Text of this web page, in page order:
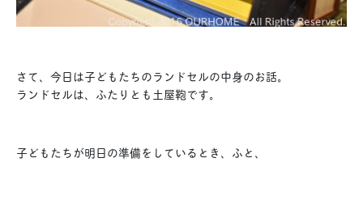
さて、今日は子どもたちのランドセルの中身のお話。
ランドセルは、ふたりとも土屋鞄です。
子どもたちが明日の準備をしているとき、ふと、